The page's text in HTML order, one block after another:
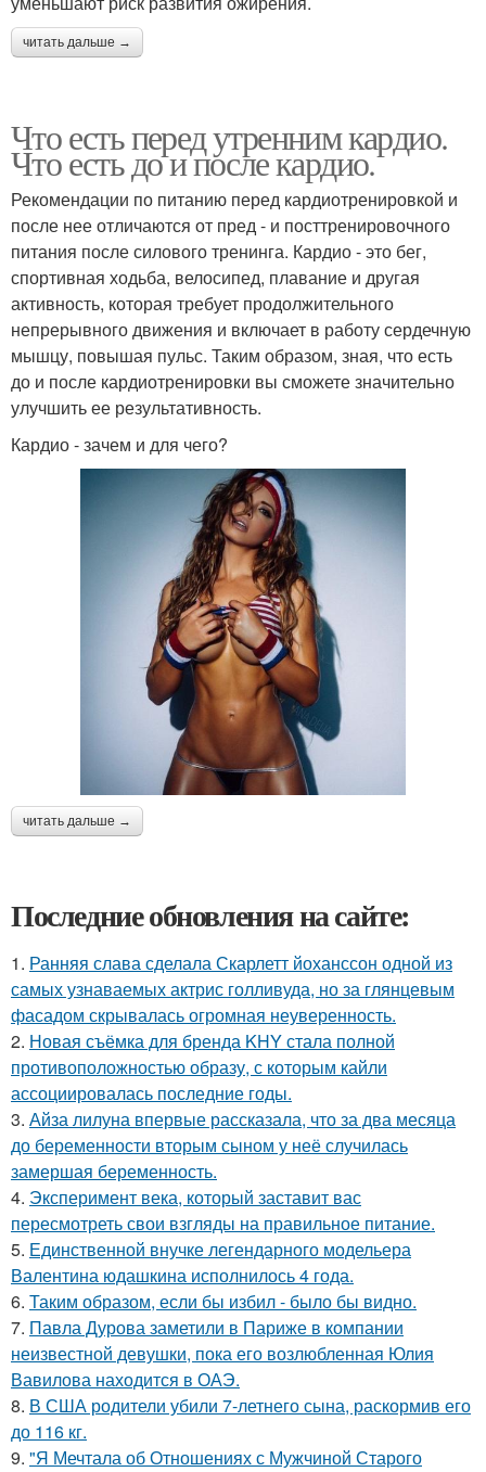
читать дальше →
Что есть перед утренним кардио.
Что есть до и после кардио.
Рекомендации по питанию перед кардиотренировкой и
после нее отличаются от пред - и посттренировочного
питания после силового тренинга. Кардио - это бег,
спортивная ходьба, велосипед, плавание и другая
активность, которая требует продолжительного
непрерывного движения и включает в работу сердечную
мышцу, повышая пульс. Таким образом, зная, что есть
до и после кардиотренировки вы сможете значительно
улучшить ее результативность.
Кардио - зачем и для чего?
читать дальше →
Последние обновления на сайте:
1. Ранняя слава сделала Скарлетт йоханссон одной из
самых узнаваемых актрис голливуда, но за глянцевым
фасадом скрывалась огромная неуверенность.
2. Новая съёмка для бренда KHY стала полной
противоположностью образу, с которым кайли
ассоциировалась последние годы.
3. Айза лилуна впервые рассказала, что за два месяца
до беременности вторым сыном у неё случилась
замершая беременность.
4. Эксперимент века, который заставит вас
пересмотреть свои взгляды на правильное питание.
5. Единственной внучке легендарного модельера
Валентина юдашкина исполнилось 4 года.
6. Таким образом, если бы избил - было бы видно.
7. Павла Дурова заметили в Париже в компании
неизвестной девушки, пока его возлюбленная Юлия
Вавилова находится в ОАЭ.
8. В США родители убили 7-летнего сына, раскормив его
до 116 кг.
9. "Я Мечтала об Отношениях с Мужчиной Старого